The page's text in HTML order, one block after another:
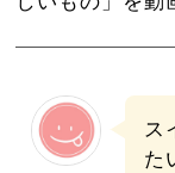
ス
た